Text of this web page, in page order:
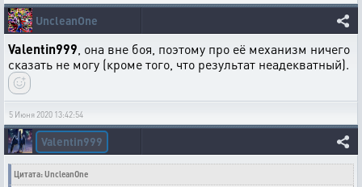
UncleanOne
Valentin999 , она вне боя, поэтому про её механизм ничего
сказать не могу (кроме того, что результат неадекватный).
5 Июня 2020 13:42:54
Valentin999
Цитата: UncleanOne